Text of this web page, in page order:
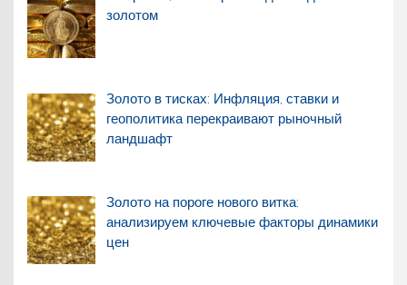
золотом
Золото в тисках: Инфляция, ставки и
геополитика перекраивают рыночный
ландшафт
Золото на пороге нового витка:
анализируем ключевые факторы динамики
цен